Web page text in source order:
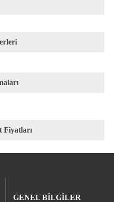
Fiyatları
GENEL BİLGİLER